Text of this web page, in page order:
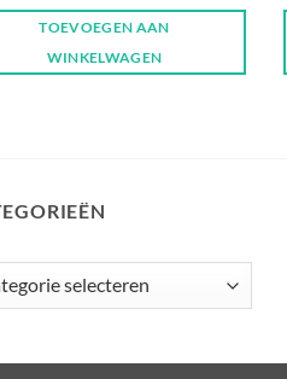
TOEVOEGEN AAN
WINKELWAGEN